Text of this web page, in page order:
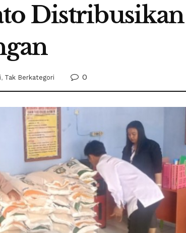
, Tak Berkategori 0